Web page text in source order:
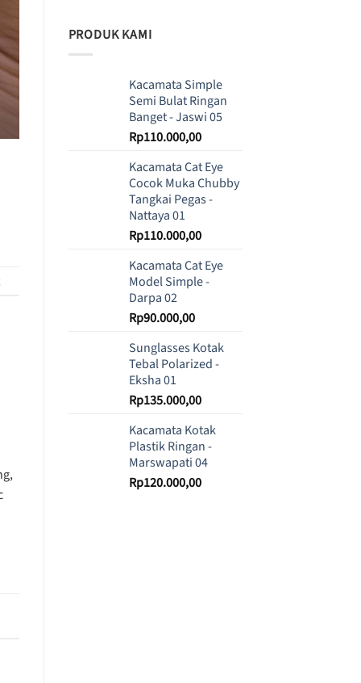
PRODUK KAMI
Kacamata Simple
Semi Bulat Ringan
Banget - Jaswi 05
Rp110.000,00
Kacamata Cat Eye
Cocok Muka Chubby
Tangkai Pegas -
Nattaya 01
Rp110.000,00
Kacamata Cat Eye
Model Simple -
Darpa 02
Rp90.000,00
Sunglasses Kotak
Tebal Polarized -
Eksha 01
Rp135.000,00
Kacamata Kotak
Plastik Ringan -
Marswapati 04
Rp120.000,00